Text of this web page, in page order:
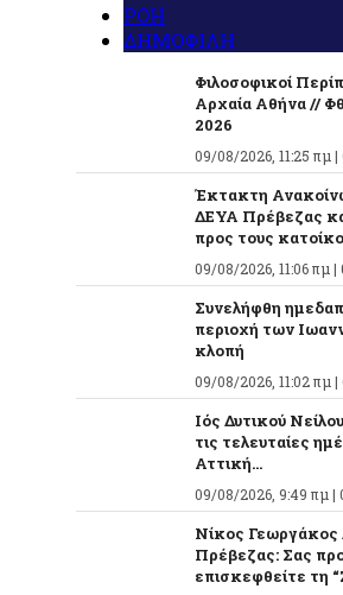
ΡΟΗ
ΔΗΜΟΦΙΛΗ
Φιλοσοφικοί
Αρχαία Αθήνα //
2026
09/08/2026, 11:25 πμ |
Έκτακτη
ΔΕΥΑ Πρέβεζας
προς τους
09/08/2026, 11:06 πμ |
Συνελήφθη
περιοχή των
κλοπή
09/08/2026, 11:02 πμ |
Ιός Δυτικού
τις τελευταίες
Αττική...
09/08/2026, 9:49 πμ |
Νίκος Γεωργάκος
Πρέβεζας: Σας
επισκεφθείτε τη